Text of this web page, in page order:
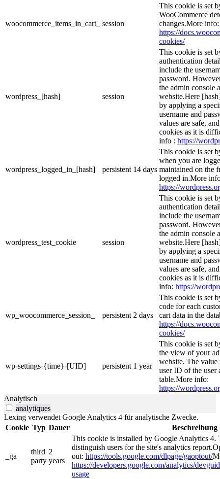
woocommerce_items_in_cart_ session
This cookie is set
WooCommerce
changes.More info:
https://
cookies/
wordpress_[hash] session
This cookie is set
authentication
include the
password.
the admin console
website.Here
by applying a
username and
values are safe,
cookies as it is
info : https://
wordpress_logged_in_[hash] persistent 14 days
This cookie is set
when you are
maintained on the
logged in.More
https://
wordpress_test_cookie session
This cookie is set
authentication
include the
password.
the admin console
website.Here
by applying a
username and
values are safe,
cookies as it is
info: https://
wp_woocommerce_session_ persistent 2 days
This cookie is set
code for each
cart data in the
https://
cookies/
wp-settings-{time}-[UID] persistent 1 year
This cookie is set
the view of your
website. The
user ID of the user
table.More info:
https://
Analytisch
analytiques
Lexing verwendet Google Analytics 4 für analytische Zwecke.
Cookie Typ Dauer Beschreibung
_ga
third
party
2
years
This cookie is installed by Google Analytics 4.
distinguish users for the site's analytics
out: https://tools.google.com/dlpage/gaoptout/
https://developers.google.com/analytics/
usage